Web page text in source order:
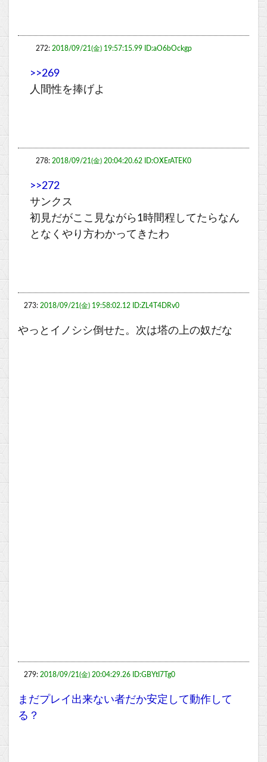
272: 2018/09/21(金) 19:57:15.99 ID:aO6bOckgp
>>269
人間性を捧げよ
278: 2018/09/21(金) 20:04:20.62 ID:OXErATEK0
>>272
サンクス
初見だがここ見ながら1時間程してたらなん
となくやり方わかってきたわ
273: 2018/09/21(金) 19:58:02.12 ID:ZL4T4DRv0
やっとイノシシ倒せた。次は塔の上の奴だな
279: 2018/09/21(金) 20:04:29.26 ID:GBYtI7Tg0
まだプレイ出来ない者だか安定して動作して
る？